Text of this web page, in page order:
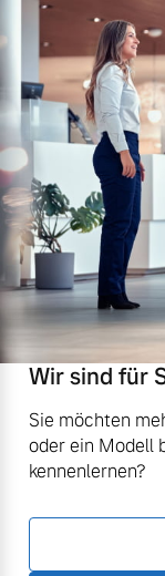
Wir sind für
Sie möchten
oder ein Modell
kennenlernen?